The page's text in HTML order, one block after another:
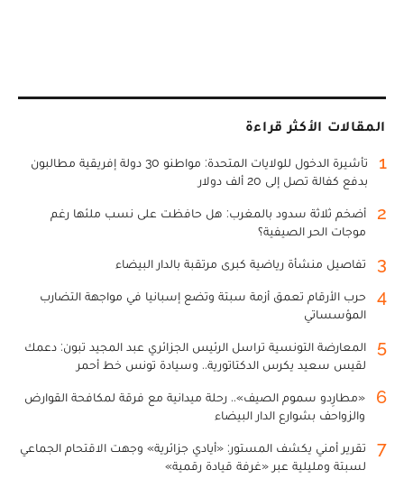
المقالات الأكثر قراءة
1
تأشيرة الدخول للولايات المتحدة: مواطنو 30 دولة إفريقية مطالبون
بدفع كفالة تصل إلى 20 ألف دولار
2
أضخم ثلاثة سدود بالمغرب: هل حافظت على نسب ملئها رغم
موجات الحر الصيفية؟
3 تفاصيل منشأة رياضية كبرى مرتقبة بالدار البيضاء
4
حرب الأرقام تعمق أزمة سبتة وتضع إسبانيا في مواجهة التضارب
المؤسساتي
5
المعارضة التونسية تراسل الرئيس الجزائري عبد المجيد تبون: دعمك
لقيس سعيد يكرس الدكتاتورية.. وسيادة تونس خط أحمر
6
«مطارِدو سموم الصيف».. رحلة ميدانية مع فرقة لمكافحة القوارض
والزواحف بشوارع الدار البيضاء
7
تقرير أمني يكشف المستور: «أيادي جزائرية» وجهت الاقتحام الجماعي
لسبتة ومليلية عبر «غرفة قيادة رقمية»